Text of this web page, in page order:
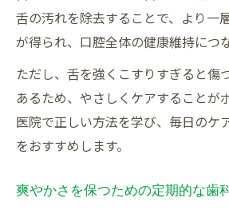
舌の汚れを除去することで、より一
が得られ、口腔全体の健康維持につ
ただし、舌を強くこすりすぎると傷
あるため、やさしくケアすることが
医院で正しい方法を学び、毎日のケ
をおすすめします。
爽やかさを保つための定期的な歯